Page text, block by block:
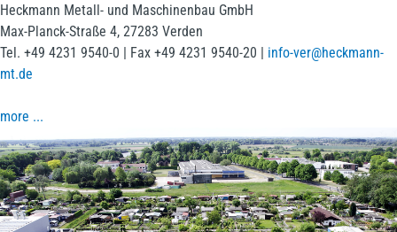
Heckmann Metall- und Maschinenbau GmbH
Max-Planck-Straße 4, 27283 Verden
Tel. +49 4231 9540-0 | Fax +49 4231 9540-20 | info-ver@heckmann-
mt.de
more ...